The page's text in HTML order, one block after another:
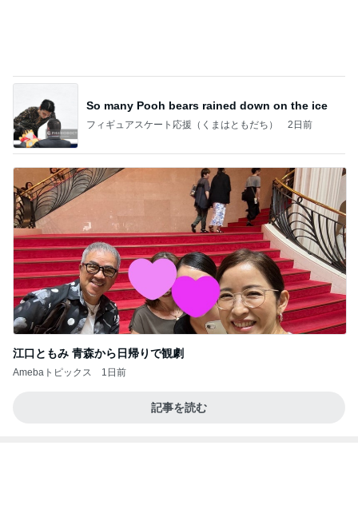
So many Pooh bears rained down on the ice
フィギュアスケート応援（くまはともだち） 2日前
江口ともみ 青森から日帰りで観劇
Amebaトピックス 1日前
記事を読む